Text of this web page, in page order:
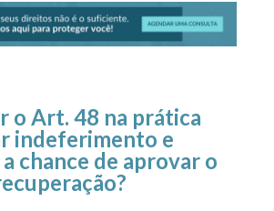
o Art. 48 na prática
indeferimento e
chance de aprovar o